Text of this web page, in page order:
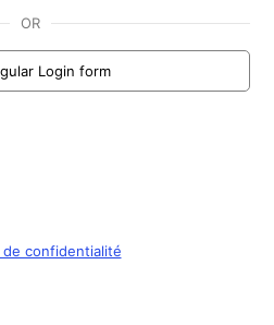
OR
Login form
de confidentialité